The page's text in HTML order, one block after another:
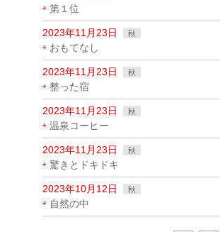
第１位
2023年11月23日 秋
おもてなし
2023年11月23日 秋
整った宿
2023年11月23日 秋
温泉コーヒー
2023年11月23日 秋
驚きとドキドキ
2023年10月12日 秋
自然の中